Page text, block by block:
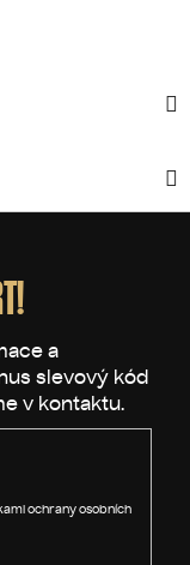
ochrany osobních